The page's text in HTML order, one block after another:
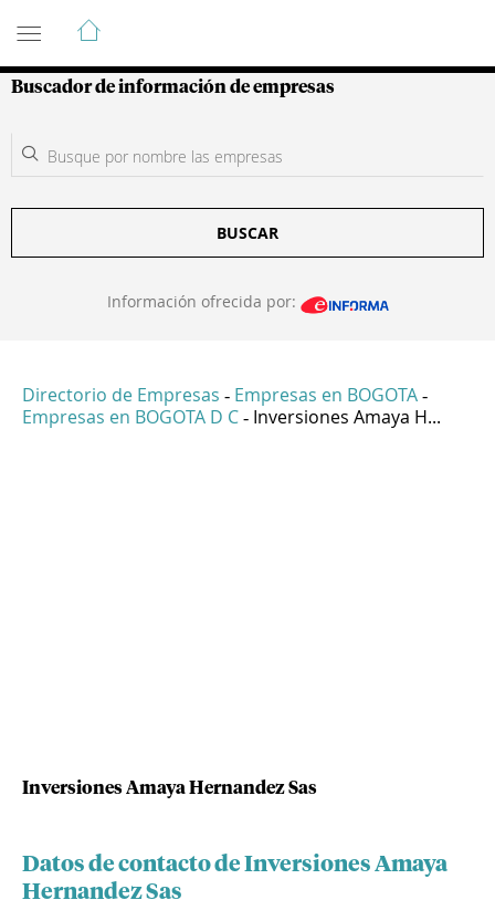
Guía de Empresas Colombianas
Buscador de información de empresas
BUSCAR
Información ofrecida por:
Directorio de Empresas - Empresas en BOGOTA -
Empresas en BOGOTA D C - Inversiones Amaya H...
Inversiones Amaya Hernandez Sas
Datos de contacto de Inversiones Amaya
Hernandez Sas